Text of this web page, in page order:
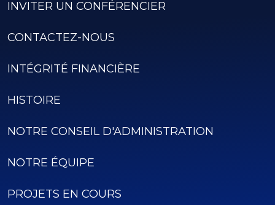
INVITER UN CONFÉRENCIER
CONTACTEZ-NOUS
INTÉGRITÉ FINANCIÈRE
HISTOIRE
NOTRE CONSEIL D'ADMINISTRATION
NOTRE ÉQUIPE
PROJETS EN COURS